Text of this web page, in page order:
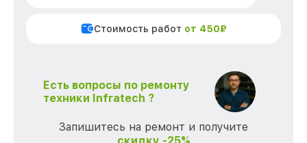
Стоимость работ от 450₽
Есть вопросы по ремонту
техники Infratech ?
Запишитесь на ремонт и получите